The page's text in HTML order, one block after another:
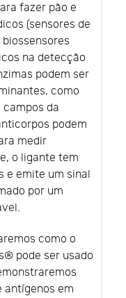
fazer pão e
(sensores de
na detecção
podem ser
como
da
podem
medir
o ligante tem
e emite um sinal
por um
como o
pode ser usado
antígenos em